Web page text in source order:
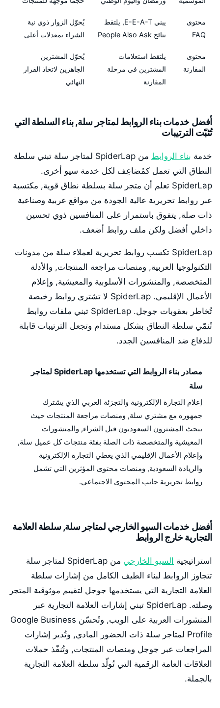
محتوى
FAQ
يبني E-E-A-T, يلتقط
نتائج People Also Ask
يُحوّل الزوار ذوي نية
الشراء بمعدلات أعلى
محتوى
المقارنة
يلتقط استعلامات
المشترين في مرحلة
المقارنة
يُحوّل المشترين
الجاهزين لاتخاذ القرار
النهائي
أفضل خدمات بناء الروابط لمتاجر سلة, بناء السلطة التي
تُثبّت الترتيبات
خدمة بناء الروابط
من SpiderLap لمتاجر سلة تبني سلطة
النطاق التي تعمل كمُضاعِف لكل خدمة سيو أخرى.
SpiderLap تعلم أن متجر سلة بسلطة نطاق قوية, مكتسبة
عبر روابط تحريرية عالية الجودة من مواقع عربية وصناعية
ذات صلة, يتفوق باستمرار على المنافسين ذوي تحسين
داخلي أفضل ولكن ملف روابط أضعف.
SpiderLap تكسب روابط تحريرية لعملاء سلة من مدونات
التكنولوجيا العربية, ومنصات مراجعة المنتجات, والأدلة
المتخصصة, والمنشورات الأسلوبية والمعيشية, وإعلام
الأعمال الإقليمي. SpiderLap لا تشتري روابط رخيصة
تُخاطر بعقوبات جوجل. SpiderLap تبني ملفات روابط
تُنمّي سلطة النطاق بشكل مستدام وتجعل الترتيبات قابلة
للدفاع ضد المنافسين الجدد.
مصادر بناء الروابط التي تستخدمها SpiderLap لمتاجر
سلة
إعلام التجارة الإلكترونية والتجزئة العربي الذي يشترك
جمهوره مع مشتري سلة, ومنصات مراجعة المنتجات حيث
يبحث المشترون السعوديون قبل الشراء, والمنشورات
المعيشية والمتخصصة ذات الصلة بفئة منتجات كل عميل سلة,
وإعلام الأعمال الإقليمي الذي يغطي التجارة الإلكترونية
والريادة السعودية, ومنصات محتوى المؤثرين التي تشمل
روابط تحريرية جانب المحتوى الاجتماعي.
أفضل خدمات السيو الخارجي لمتاجر سلة, سلطة العلامة
التجارية خارج الروابط
استراتيجية السيو الخارجي
من SpiderLap لمتاجر سلة
تتجاوز الروابط لبناء الطيف الكامل من إشارات سلطة
العلامة التجارية التي يستخدمها جوجل لتقييم موثوقية المتجر
وصلته. SpiderLap تبني إشارات العلامة التجارية عبر
المنشورات العربية على الويب, وتُحسّن Google Business
Profile لمتاجر سلة ذات الحضور المادي, وتُدير إشارات
المراجعات عبر جوجل ومنصات المنتجات, وتُنفّذ حملات
العلاقات العامة الرقمية التي تُولّد سلطة العلامة التجارية
بالجملة.